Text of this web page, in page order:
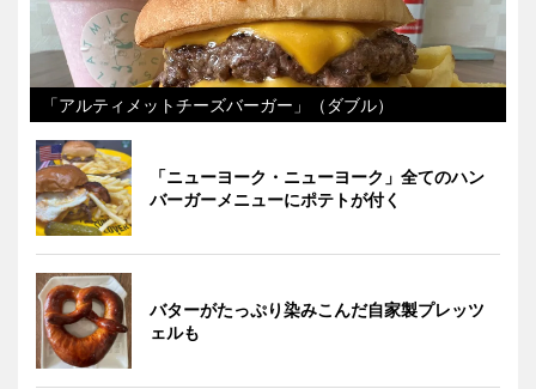
「アルティメットチーズバーガー」（ダブル）
「ニューヨーク・ニューヨーク」全てのハン
バーガーメニューにポテトが付く
バターがたっぷり染みこんだ自家製プレッツ
ェルも